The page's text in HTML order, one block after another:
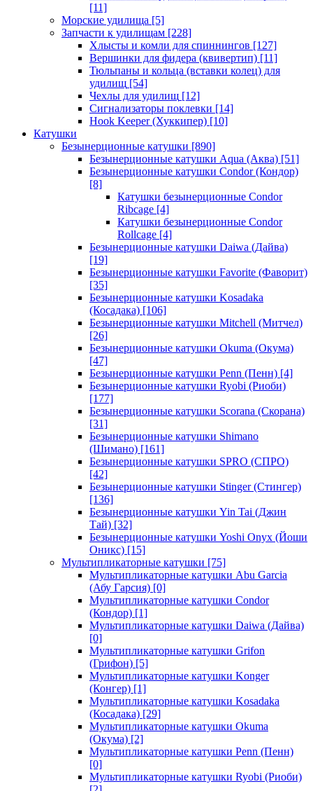
[11]
Морские удилища [5]
Запчасти к удилищам [228]
Хлысты и комли для спиннингов [127]
Вершинки для фидера (квивертип) [11]
Тюльпаны и кольца (вставки колец) для
удилищ [54]
Чехлы для удилищ [12]
Сигнализаторы поклевки [14]
Hook Keeper (Хуккипер) [10]
Катушки
Безынерционные катушки [890]
Безынерционные катушки Aqua (Аква) [51]
Безынерционные катушки Condor (Кондор)
[8]
Катушки безынерционные Condor
Ribcage [4]
Катушки безынерционные Condor
Rollcage [4]
Безынерционные катушки Daiwa (Дайва)
[19]
Безынерционные катушки Favorite (Фаворит)
[35]
Безынерционные катушки Kosadaka
(Косадака) [106]
Безынерционные катушки Mitchell (Митчел)
[26]
Безынерционные катушки Okuma (Окума)
[47]
Безынерционные катушки Penn (Пенн) [4]
Безынерционные катушки Ryobi (Риоби)
[177]
Безынерционные катушки Scorana (Скорана)
[31]
Безынерционные катушки Shimano
(Шимано) [161]
Безынерционные катушки SPRO (СПРО)
[42]
Безынерционные катушки Stinger (Стингер)
[136]
Безынерционные катушки Yin Tai (Джин
Тай) [32]
Безынерционные катушки Yoshi Onyx (Йоши
Оникс) [15]
Мультипликаторные катушки [75]
Мультипликаторные катушки Abu Garcia
(Абу Гарсия) [0]
Мультипликаторные катушки Condor
(Кондор) [1]
Мультипликаторные катушки Daiwa (Дайва)
[0]
Мультипликаторные катушки Grifon
(Грифон) [5]
Мультипликаторные катушки Konger
(Конгер) [1]
Мультипликаторные катушки Kosadaka
(Косадака) [29]
Мультипликаторные катушки Okuma
(Окума) [2]
Мультипликаторные катушки Penn (Пенн)
[0]
Мультипликаторные катушки Ryobi (Риоби)